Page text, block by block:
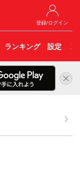
登録/ログイン
ランキング 設定 こ